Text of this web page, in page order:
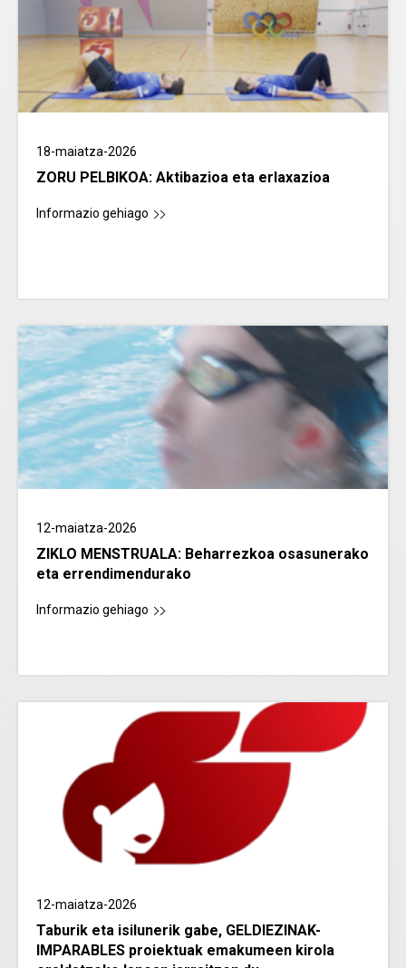
18-maiatza-2026
ZORU PELBIKOA: Aktibazioa eta erlaxazioa
Informazio gehiago
12-maiatza-2026
ZIKLO MENSTRUALA: Beharrezkoa osasunerako
eta errendimendurako
Informazio gehiago
12-maiatza-2026
Taburik eta isilunerik gabe, GELDIEZINAK-
IMPARABLES proiektuak emakumeen kirola